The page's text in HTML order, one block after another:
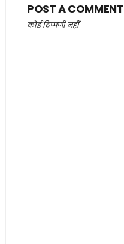
POST A COMMENT
कोई टिप्पणी नहीं